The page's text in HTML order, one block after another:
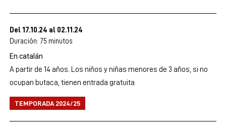
Del 17.10.24 al 02.11.24
Duración: 75 minutos
En catalán
A partir de 14 años. Los niños y niñas menores de 3 años, si no
ocupan butaca, tienen entrada gratuita
TEMPORADA 2024/25